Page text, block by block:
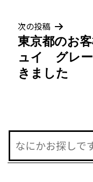
ゲ
ー
シ
ン
次の投稿
東京都のお
ュイ グレー
きました